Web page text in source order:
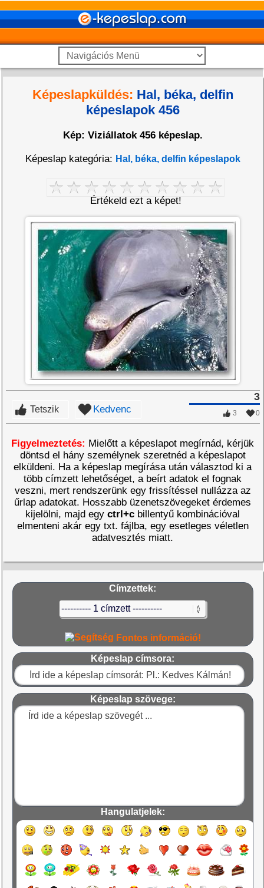
Képeslapküldés: Hal, béka, delfin
képeslapok 456
Kép: Viziállatok 456 képeslap.
Képeslap kategória: Hal, béka, delfin képeslapok
Értékeld ezt a képet!
Tetszik Kedvenc
3
0
3
Figyelmeztetés: Mielőtt a képeslapot megírnád, kérjük
döntsd el hány személynek szeretnéd a képeslapot
elküldeni. Ha a képeslap megírása után választod ki a
több címzett lehetőséget, a beírt adatok el fognak
veszni, mert rendszerünk egy frissítéssel nullázza az
űrlap adatokat. Hosszabb üzenetszövegeket érdemes
kijelölni, majd egyctrl+c billentyű kombinációval
elmenteni akár egy txt. fájlba, egy esetleges véletlen
adatvesztés miatt.
Címzettek:
Fontos információ!
Képeslap címsora:
Képeslap szövege:
Hangulatjelek: